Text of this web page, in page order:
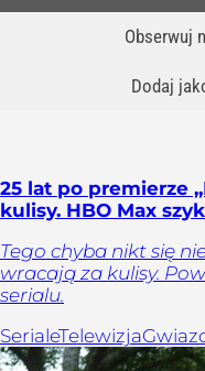
Obserwuj
Dodaj
25 lat po premierze
kulisy. HBO Max
Tego chyba nikt się
wracają za kulisy.
serialu.
SerialeTelewizja